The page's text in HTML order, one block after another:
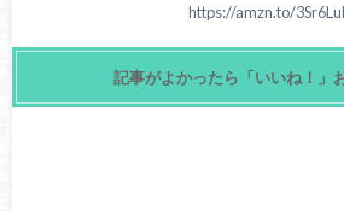
https://amzn.to/
記事がよかったら「いいね！」